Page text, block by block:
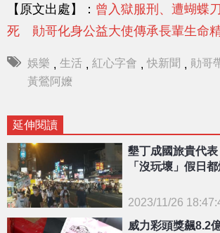
【原文出處】： 曾入獄服刑、遭蝴蝶
死 勛哥化身公益大使傳承長輩生命
娛樂 , 生活 , 紅心字會 , 快新聞 , 勛哥
黃鶯阿嬤
延伸閱讀
{PLAYICON}
墾丁成國旅貴代
「沒玩壞」假日
2023/11/26
威力彩頭獎飆8.2